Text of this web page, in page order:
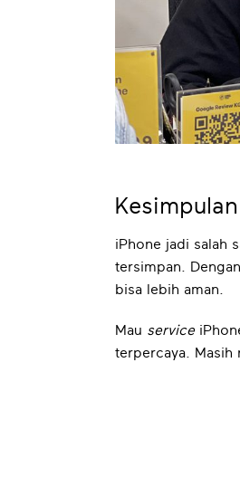
Kesimpulan
iPhone jadi salah
tersimpan. Dengan
bisa lebih aman.
Mau service
terpercaya. Masih